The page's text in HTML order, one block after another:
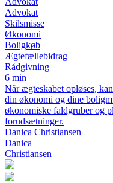
Advokat
Skilsmisse
Økonomi
Boligkøb
Ægtefællebidrag
Rådgivning
6 min
Når ægteskabet opløses,
din økonomi og dine
økonomiske faldgruber og
forudsætninger.
Danica Christiansen
Danica
Christiansen